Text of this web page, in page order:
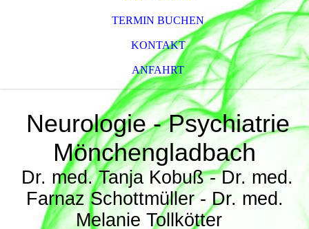
TERMIN BUCHEN
KONTAKT
ANFAHRT
Neurologie - Psychiatrie
Mönchengladbach
Dr. med. Tanja Kobuß - Dr. med.
Farnaz Schottmüller - Dr. med.
Melanie Tollkötter